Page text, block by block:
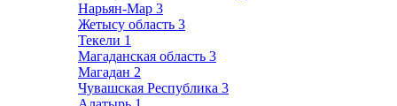
Нарьян-Мар 3
Жетысу область 3
Текели 1
Магаданская область 3
Магадан 2
Чувашская Республика 3